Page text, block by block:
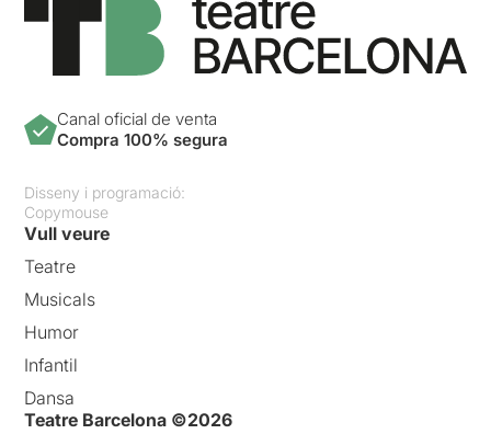
Canal oficial de venta
Compra 100% segura
Disseny i programació:
Copymouse
Vull veure
Teatre
Musicals
Humor
Infantil
Dansa
Teatre Barcelona ©2026